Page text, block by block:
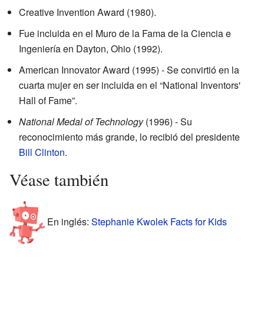
Creative Invention Award (1980).
Fue incluida en el Muro de la Fama de la Ciencia e
Ingeniería en Dayton, Ohio (1992).
American Innovator Award (1995) - Se convirtió en la
cuarta mujer en ser incluida en el “National Inventors'
Hall of Fame”.
National Medal of Technology(1996) - Su
reconocimiento más grande, lo recibió del presidente
Bill Clinton.
Véase también
En inglés: Stephanie Kwolek Facts for Kids